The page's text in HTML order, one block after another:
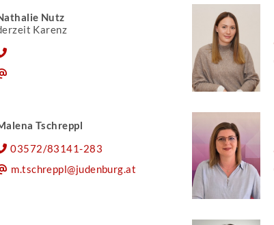
Nutz
Karenz
Tschreppl
03572/83141-283
m.tschreppl@judenburg.at